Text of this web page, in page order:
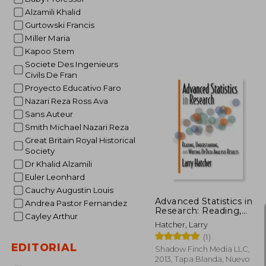
Alzamili Khalid
Gurtowski Francis
Miller Maria
Kapoo Stem
Societe Des Ingenieurs
Civils De Fran
Proyecto Educativo Faro
Nazari Reza Ross Ava
Sans Auteur
Smith Michael Nazari Reza
Great Britain Royal Historical
Society
Dr Khalid Alzamili
Euler Leonhard
Cauchy Augustin Louis
Andrea Pastor Fernandez
Cayley Arthur
EDITORIAL
45%
dcto.
Advanced Statistics in
Research: Reading,
Understanding, and
Writing up Data
Analysis Results (en
Inglés)
Hatcher, Larry
(1)
Shadow Finch Media LLC,
2013, Tapa Blanda, Nuevo